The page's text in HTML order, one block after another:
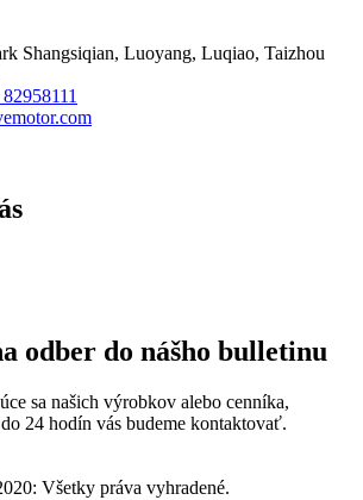
Shangsiqian, Luoyang, Luqiao, Taizhou
odber do nášho bulletinu
sa našich výrobkov alebo cenníka,
do 24 hodín vás budeme kontaktovať.
Všetky práva vyhradené.